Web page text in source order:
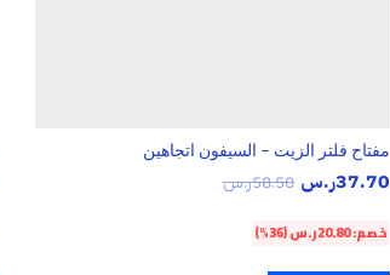
مفتاح فلتر الزيت – السيفون اتجاهين
37.70ر.س 58.50ر.س
خصم:20.80ر.س(36%)